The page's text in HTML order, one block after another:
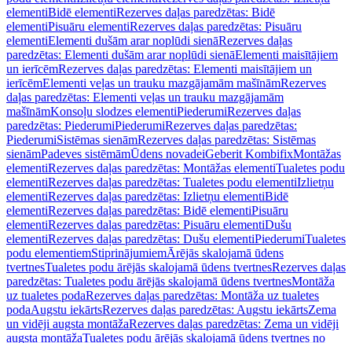
elementiBidē elementiRezerves daļas paredzētas: Bidē
elementiPisuāru elementiRezerves daļas paredzētas: Pisuāru
elementiElementi dušām arar noplūdi sienāRezerves daļas
paredzētas: Elementi dušām arar noplūdi sienāElementi maisītājiem
un ierīcēmRezerves daļas paredzētas: Elementi maisītājiem un
ierīcēmElementi veļas un trauku mazgājamām mašīnāmRezerves
daļas paredzētas: Elementi veļas un trauku mazgājamām
mašīnāmKonsoļu slodzes elementiPiederumiRezerves daļas
paredzētas: PiederumiPiederumiRezerves daļas paredzētas:
PiederumiSistēmas sienāmRezerves daļas paredzētas: Sistēmas
sienāmPadeves sistēmāmŪdens novadeiGeberit KombifixMontāžas
elementiRezerves daļas paredzētas: Montāžas elementiTualetes podu
elementiRezerves daļas paredzētas: Tualetes podu elementiIzlietņu
elementiRezerves daļas paredzētas: Izlietņu elementiBidē
elementiRezerves daļas paredzētas: Bidē elementiPisuāru
elementiRezerves daļas paredzētas: Pisuāru elementiDušu
elementiRezerves daļas paredzētas: Dušu elementiPiederumiTualetes
podu elementiemStiprinājumiemĀrējās skalojamā ūdens
tvertnesTualetes podu ārējās skalojamā ūdens tvertnesRezerves daļas
paredzētas: Tualetes podu ārējās skalojamā ūdens tvertnesMontāža
uz tualetes podaRezerves daļas paredzētas: Montāža uz tualetes
podaAugstu iekārtsRezerves daļas paredzētas: Augstu iekārtsZema
un vidēji augsta montāžaRezerves daļas paredzētas: Zema un vidēji
augsta montāžaTualetes podu ārējās skalojamā ūdens tvertnes no